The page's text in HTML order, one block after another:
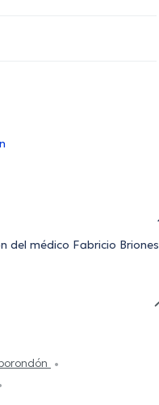
del médico Fabricio Briones